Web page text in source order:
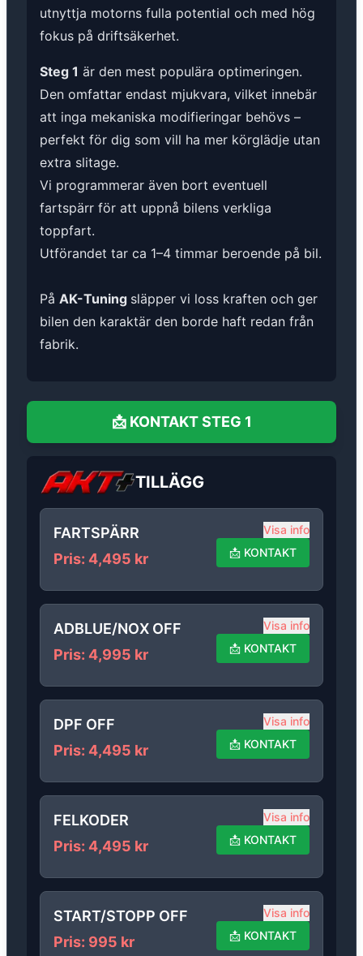
utnyttja motorns fulla potential och med hög
fokus på driftsäkerhet.
Steg 1 är den mest populära optimeringen.
Den omfattar endast mjukvara, vilket innebär
att inga mekaniska modifieringar behövs –
perfekt för dig som vill ha mer körglädje utan
extra slitage.
Vi programmerar även bort eventuell
fartspärr för att uppnå bilens verkliga
toppfart.
Utförandet tar ca 1–4 timmar beroende på bil.
På AK-Tuning släpper vi loss kraften och ger
bilen den karaktär den borde haft redan från
fabrik.
📩 KONTAKT STEG 1
TILLÄGG
FARTSPÄRR
Pris: 4,495 kr
Visa info
📩 KONTAKT
ADBLUE/NOX OFF
Pris: 4,995 kr
Visa info
📩 KONTAKT
DPF OFF
Pris: 4,495 kr
Visa info
📩 KONTAKT
FELKODER
Pris: 4,495 kr
Visa info
📩 KONTAKT
START/STOPP OFF
Pris: 995 kr
Visa info
📩 KONTAKT